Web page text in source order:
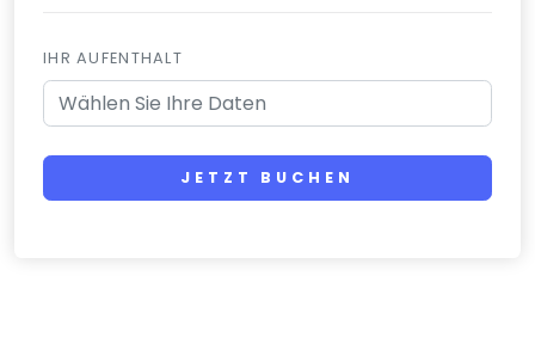
IHR AUFENTHALT
JETZT BUCHEN